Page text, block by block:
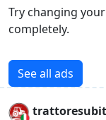
Try changing
completely.
See all ads